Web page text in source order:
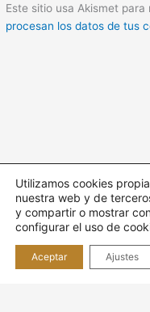
Este sitio usa Akismet
procesan los datos de tus
Todos los derechos ©
Utilizamos cookies
nuestra web y de
y compartir o mostrar
configurar el uso de
Aceptar Ajustes